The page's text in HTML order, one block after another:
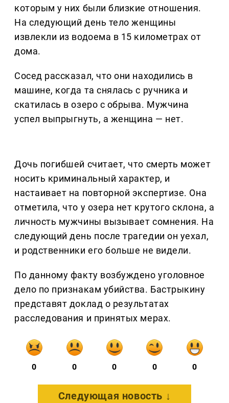
которым у них были близкие отношения.
На следующий день тело женщины
извлекли из водоема в 15 километрах от
дома.
Сосед рассказал, что они находились в
машине, когда та снялась с ручника и
скатилась в озеро с обрыва. Мужчина
успел выпрыгнуть, а женщина — нет.
Дочь погибшей считает, что смерть может
носить криминальный характер, и
настаивает на повторной экспертизе. Она
отметила, что у озера нет крутого склона, а
личность мужчины вызывает сомнения. На
следующий день после трагедии он уехал,
и родственники его больше не видели.
По данному факту возбуждено уголовное
дело по признакам убийства. Бастрыкину
представят доклад о результатах
расследования и принятых мерах.
0 0 0 0 0
Следующая новость ↓